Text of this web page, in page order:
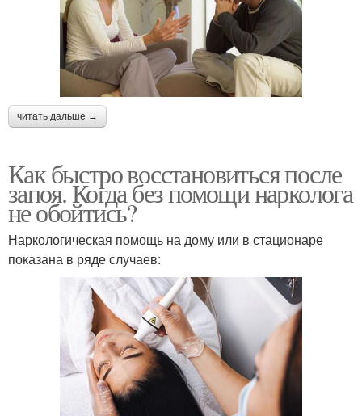
читать дальше →
Как быстро восстановиться после
запоя. Когда без помощи нарколога
не обойтись?
Наркологическая помощь на дому или в стационаре
показана в ряде случаев: